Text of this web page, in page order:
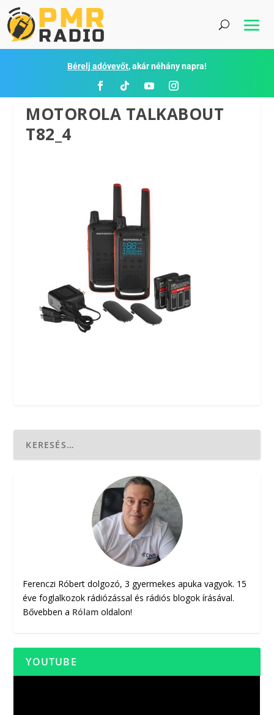
Bérelj adóvevőt, akár néhány napra!
MOTOROLA TALKABOUT
T82_4
Ferenczi Róbert dolgozó, 3 gyermekes apuka vagyok. 15
éve foglalkozok rádiózással és rádiós blogok írásával.
Bővebben a Rólam oldalon!
YOUTUBE